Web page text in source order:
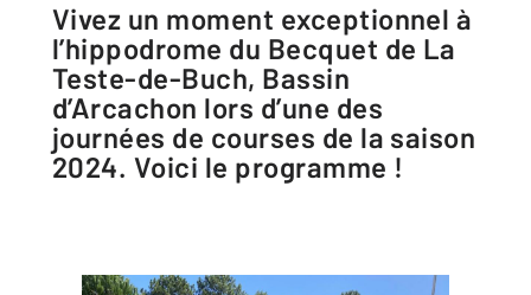
Vivez un moment exceptionnel à
l’hippodrome du Becquet de La
Teste-de-Buch, Bassin
d’Arcachon lors d’une des
journées de courses de la saison
2024. Voici le programme !